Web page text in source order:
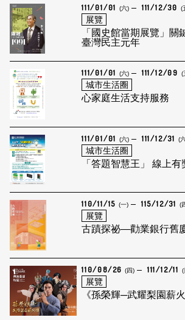
111/01/01 (六) 111/12/30 (
展覽
「國史館當期展覽」關
臺灣民主元年
111/01/01 (六) 111/12/09 (
城市生活圈
心家庭生活支持服務
111/01/01 (六) 111/12/31 (
城市生活圈
「答題智慧王」 線上有
110/11/15 (一) 115/12/31 (
展覽
古蹟探祕—勸業銀行舊
110/08/26 (四) 111/12/11 (
展覽
《孫榮輝─武耀梨園薪